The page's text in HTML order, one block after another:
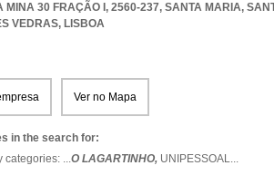
MINA 30 FRAÇÃO I, 2560-237, SANTA MARIA,
VEDRAS, LISBOA
Ver no Mapa
in the search for:
categories: ...O LAGARTINHO, UNIPESSOAL...